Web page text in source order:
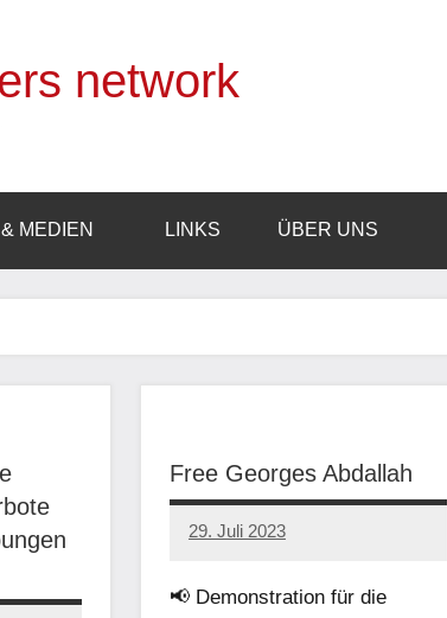
network
MEDIEN LINKS ÜBER UNS
Free Georges Abdallah
29. Juli 2023
network
📢 Demonstration für die